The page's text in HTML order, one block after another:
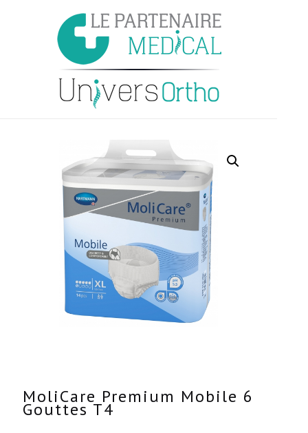
MoliCare Premium Mobile 6
Gouttes T4